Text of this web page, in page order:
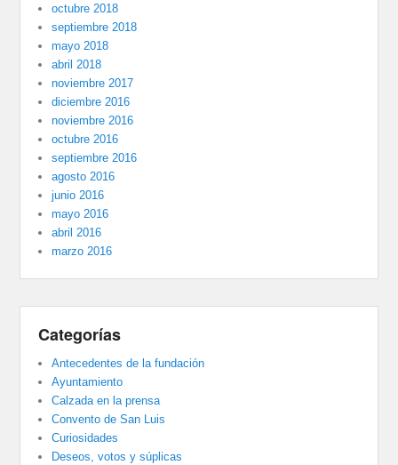
octubre 2018
septiembre 2018
mayo 2018
abril 2018
noviembre 2017
diciembre 2016
noviembre 2016
octubre 2016
septiembre 2016
agosto 2016
junio 2016
mayo 2016
abril 2016
marzo 2016
Categorías
Antecedentes de la fundación
Ayuntamiento
Calzada en la prensa
Convento de San Luis
Curiosidades
Deseos, votos y súplicas